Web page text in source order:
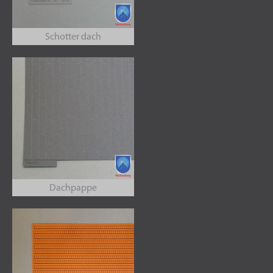
Schotter dach
Dachpappe